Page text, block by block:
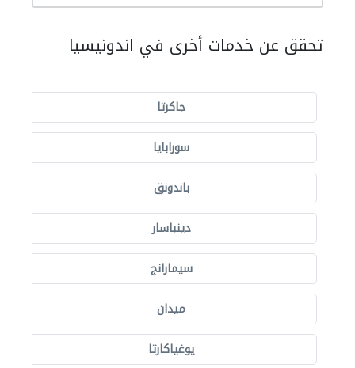
تحقق عن خدمات أخرى في اندونيسيا
جاكرتا
سورابايا
باندونق
دينباسار
سيمارانج
ميدان
يوغياكارتا